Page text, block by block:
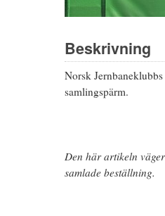
Beskrivning
Norsk
samlingspärm.
Den här artikeln
samlade beställning.